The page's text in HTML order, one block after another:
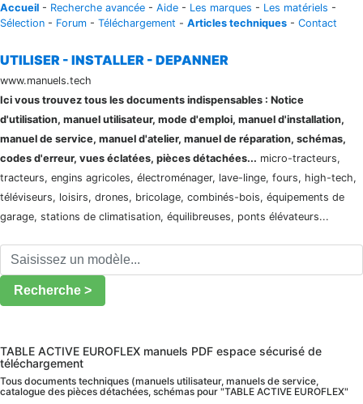
Accueil - Recherche avancée - Aide - Les marques - Les matériels -
Sélection - Forum - Téléchargement - Articles techniques - Contact
UTILISER - INSTALLER - DEPANNER
www.manuels.tech
Ici vous trouvez tous les documents indispensables : Notice
d'utilisation, manuel utilisateur, mode d'emploi, manuel d'installation,
manuel de service, manuel d'atelier, manuel de réparation, schémas,
codes d'erreur, vues éclatées, pièces détachées... micro-tracteurs,
tracteurs, engins agricoles, électroménager, lave-linge, fours, high-tech,
téléviseurs, loisirs, drones, bricolage, combinés-bois, équipements de
garage, stations de climatisation, équilibreuses, ponts élévateurs...
Recherche >
TABLE ACTIVE EUROFLEX manuels PDF espace sécurisé de
téléchargement
Tous documents techniques (manuels utilisateur, manuels de service,
catalogue des pièces détachées, schémas pour "TABLE ACTIVE EUROFLEX"